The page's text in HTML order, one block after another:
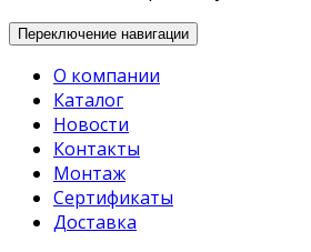
Переключение навигации
О компании
Каталог
Новости
Контакты
Монтаж
Сертификаты
Доставка